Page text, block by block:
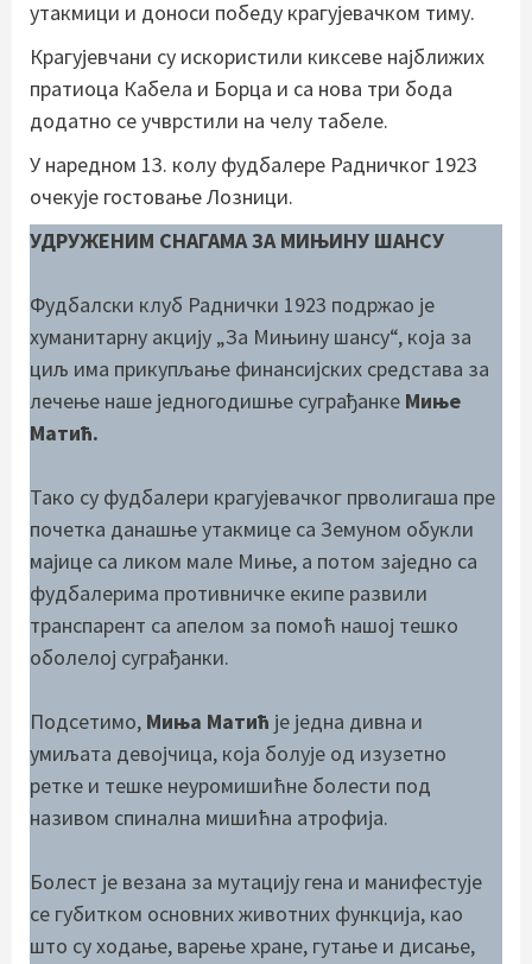
утакмици и доноси победу крагујевачком тиму.
Крагујевчани су искористили киксеве најближих
пратиоца Кабела и Борца и са нова три бода
додатно се учврстили на челу табеле.
У наредном 13. колу фудбалере Радничког 1923
очекује гостовање Лозници.
УДРУЖЕНИМ СНАГАМА ЗА МИЊИНУ ШАНСУ
Фудбалски клуб Раднички 1923 подржао је
хуманитарну акцију „За Мињину шансу“, која за
циљ има прикупљање финансијских средстава за
лечење наше једногодишње суграђанке Миње
Матић.
Тако су фудбалери крагујевачког прволигаша пре
почетка данашње утакмице са Земуном обукли
мајице са ликом мале Миње, а потом заједно са
фудбалерима противничке екипе развили
транспарент са апелом за помоћ нашој тешко
оболелој суграђанки.
Подсетимо, Миња Матић је једна дивна и
умиљата девојчица, која болује од изузетно
ретке и тешке неуромишићне болести под
називом спинална мишићна атрофија.
Болест је везана за мутацију гена и манифестује
се губитком основних животних функција, као
што су ходање, варење хране, гутање и дисање,